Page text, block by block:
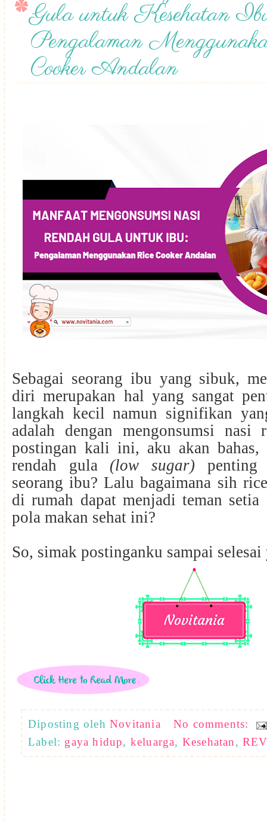
Gula untuk Kesehatan
Pengalaman
Cooker Andalan
Sebagai seorang ibu yang sibuk,
diri merupakan hal yang sangat
langkah kecil namun signifikan
adalah dengan mengonsumsi nasi
postingan kali ini, aku akan bahas,
rendah gula (low sugar) penting
seorang ibu? Lalu bagaimana sih
di rumah dapat menjadi teman setia
pola makan sehat ini?
So, simak postinganku sampai
Diposting oleh Novitania
No comments:
Label: gaya hidup, keluarga, Kesehatan,